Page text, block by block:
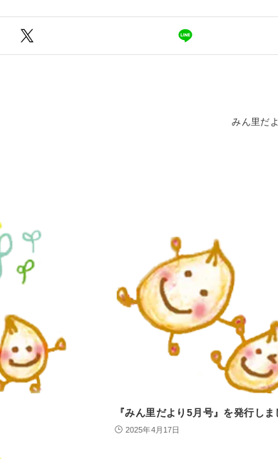
みん里だ
『みん里だより5月号』を発行しま
2025年4月17日